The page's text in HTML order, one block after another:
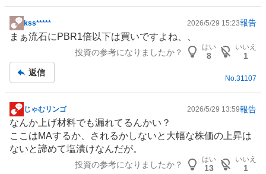
掲
示
事
kss***** 2026/5/29 15:23報告
まぁ流石にPBR1倍以下は買いですよね、、
投資の参考になりましたか？
はい
8
いいえ
1
返信
No.31107
掲
示
板
記
じゃむリンゴ 2026/5/29 13:59報告
なんか上げ材料でも漏れてるんかい？
ここはMAするか、されるかしないと大幅な株価の上昇は
ないと諦めて塩漬けなんだが。
投資の参考になりましたか？
はい
13
いいえ
1